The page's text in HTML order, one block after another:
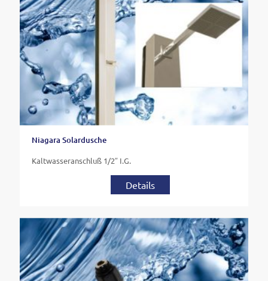
Niagara Solardusche
Kaltwasseranschluß 1/2″ I.G.
Details